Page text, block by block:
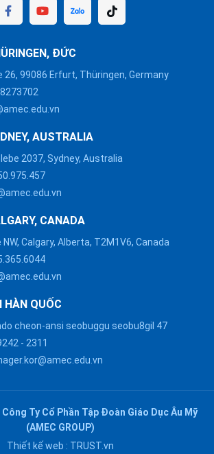
ĐỨC
26, 99086 Erfurt, Thüringen, Germany
AUSTRALIA
2037, Sydney, Australia
CANADA
Calgary, Alberta, T2M1V6, Canada
HÀN QUỐC
cheon-ansi seobuggu seobu8gil 47
- 2311
Công Ty Cổ Phần Tập Đoàn Giáo Dục Âu Mỹ
(AMEC GROUP)
Thiết kế web : TRUST.vn
HÀ NỘI :
0914863466
ĐÀ NẴNG :
0916082128
HỒ CHÍ MINH :
Chat với chúng tôi trên
Zalo